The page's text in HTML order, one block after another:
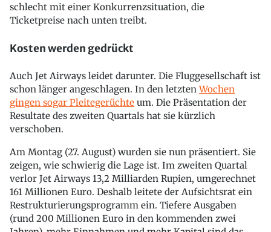
schlecht mit einer Konkurrenzsituation, die
Ticketpreise nach unten treibt.
Kosten werden gedrückt
Auch Jet Airways leidet darunter. Die Fluggesellschaft ist
schon länger angeschlagen. In den letztenWochen
gingen sogar Pleitegerüchte um. Die Präsentation der
Resultate des zweiten Quartals hat sie kürzlich
verschoben.
Am Montag (27. August) wurden sie nun präsentiert. Sie
zeigen, wie schwierig die Lage ist. Im zweiten Quartal
verlor Jet Airways 13,2 Milliarden Rupien, umgerechnet
161 Millionen Euro. Deshalb leitete der Aufsichtsrat ein
Restrukturierungsprogramm ein. Tiefere Ausgaben
(rund 200 Millionen Euro in den kommenden zwei